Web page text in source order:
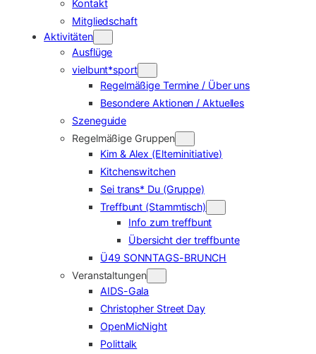
Kontakt
Mitgliedschaft
Aktivitäten
Ausflüge
vielbunt*sport
Regelmäßige Termine / Über uns
Besondere Aktionen / Aktuelles
Szeneguide
Regelmäßige Gruppen
Kim & Alex (Elterninitiative)
Kitchenswitchen
Sei trans* Du (Gruppe)
Treffbunt (Stammtisch)
Info zum treffbunt
Übersicht der treffbunte
Ü49 SONNTAGS-BRUNCH
Veranstaltungen
AIDS-Gala
Christopher Street Day
OpenMicNight
Polittalk